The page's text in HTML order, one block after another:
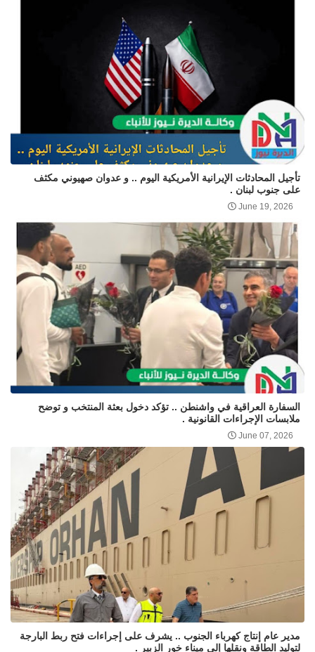
تأجيل المحادثات الإيرانية الأمريكية اليوم .. و عدوان صهيوني مكثف
على جنوب لبنان .
June 19, 2026
السفارة العراقية في واشنطن .. تؤكد دخول بعثة المنتخب و توضح
ملابسات الإجراءات القانونية .
June 07, 2026
مدير عام إنتاج كهرباء الجنوب .. يشرف على إجراءات فتح ربط البارجة
لتوليد الطاقة ونقلها إلى ميناء خور الزبير .